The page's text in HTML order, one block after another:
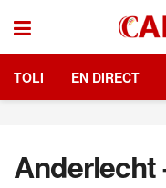
TOLI EN DIRECT
Anderlecht